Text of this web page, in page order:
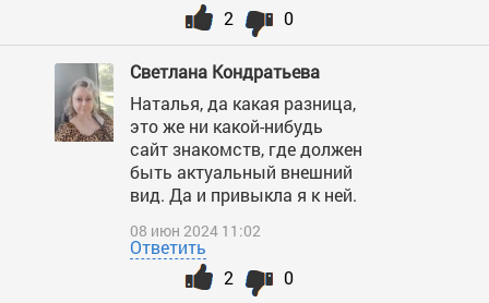
0
2
Светлана Кондратьева
Наталья, да какая разница,
это же ни какой-нибудь
сайт знакомств, где должен
быть актуальный внешний
вид. Да и привыкла я к ней.
08 июн 2024 11:02
Ответить
0
2